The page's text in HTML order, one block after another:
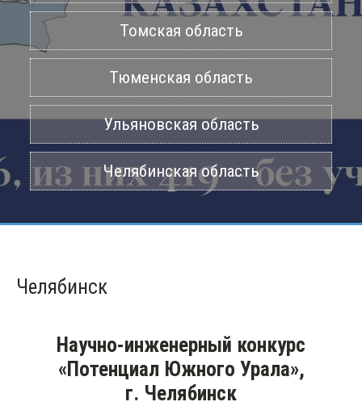
Томская область
Тюменская область
Ульяновская область
Челябинская область
Челябинск
Научно-инженерный конкурс
«Потенциал Южного Урала»,
г. Челябинск